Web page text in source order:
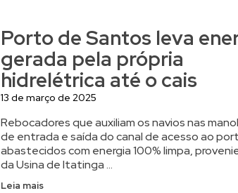
Porto de Santos leva
gerada pela própria
hidrelétrica até o cais
13 de março de 2025
Rebocadores que auxiliam os navios nas
de entrada e saída do canal de acesso ao
abastecidos com energia 100% limpa,
da Usina de Itatinga ...
Leia mais